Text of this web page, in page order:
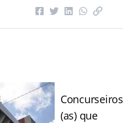
Concurseiros
(as) que